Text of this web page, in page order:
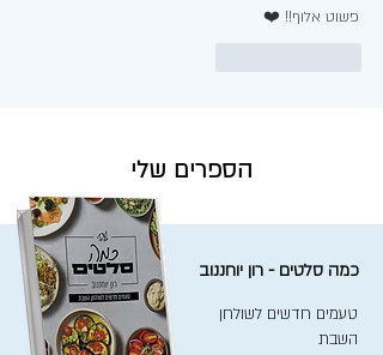
פשוט אלוף!! ❤️
הספרים שלי
כמה סלטים - רון יוחננוב
טעמים חדשים לשולחן
השבת